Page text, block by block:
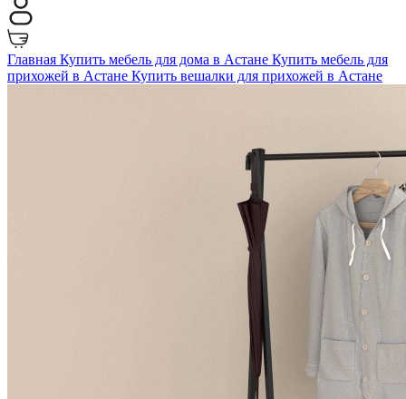
Главная Купить мебель для дома в Астане Купить мебель для
прихожей в Астане Купить вешалки для прихожей в Астане